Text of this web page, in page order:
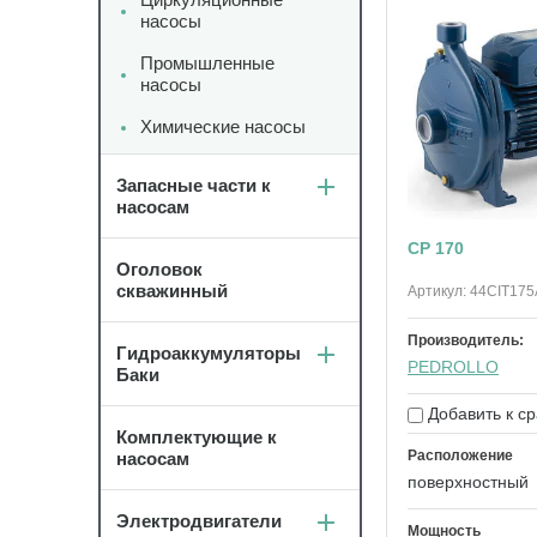
CP 170
Артикул:
Производитель:
PEDROLLO
Добавить к
Расположение
поверхностный
Мощность
насосы
Промышленные
насосы
Химические насосы
Запасные части к
насосам
Оголовок
скважинный
Гидроаккумуляторы
Баки
Комплектующие к
насосам
Электродвигатели